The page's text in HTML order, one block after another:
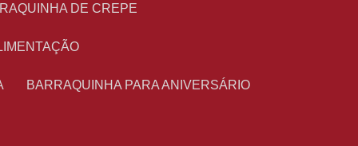
DE CREPE
BARRAQUINHA PARA ANIVERSÁRIO